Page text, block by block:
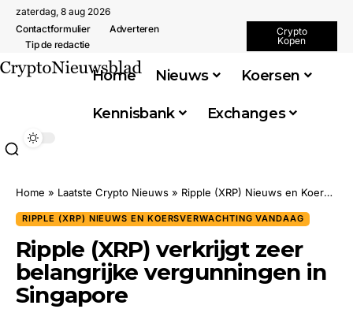
zaterdag, 8 aug 2026
Contactformulier
Adverteren
Tip de redactie
Crypto
Kopen
Home Nieuws Koersen
Kennisbank Exchanges
Home » Laatste Crypto Nieuws » Ripple (XRP) Nieuws en Koersverwachting Vandaag
RIPPLE (XRP) NIEUWS EN KOERSVERWACHTING VANDAAG
Ripple (XRP) verkrijgt zeer
belangrijke vergunningen in
Singapore